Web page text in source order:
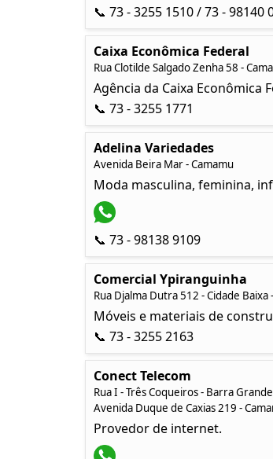
📞 73 - 3255 1510 / 73 - 98140
Caixa Econômica Federal
Rua Clotilde Salgado Zenha 58 -
Agência da Caixa Econômica
📞 73 - 3255 1771
Adelina Variedades
Avenida Beira Mar - Camamu
Moda masculina, feminina,
📞 73 - 98138 9109
Comercial Ypiranguinha
Rua Djalma Dutra 512 - Cidade Baixa
Móveis e materiais de
📞 73 - 3255 2163
Conect Telecom
Rua I - Três Coqueiros - Barra Grande
Avenida Duque de Caxias 219 -
Provedor de internet.